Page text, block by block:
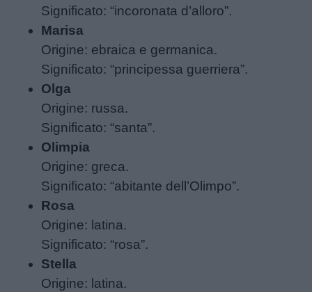
Lavoretti
Nomi
maschili
Nomi
femminili
Frasi
e
aforismi
Buongiorno
Significato: “incoronata d’alloro”.
Marisa
Origine: ebraica e germanica.
Significato: “principessa guerriera”.
Olga
Origine: russa.
Significato: “santa”.
Olimpia
Origine: greca.
Significato: “abitante dell’Olimpo”.
Rosa
Origine: latina.
Significato: “rosa”.
Stella
Origine: latina.